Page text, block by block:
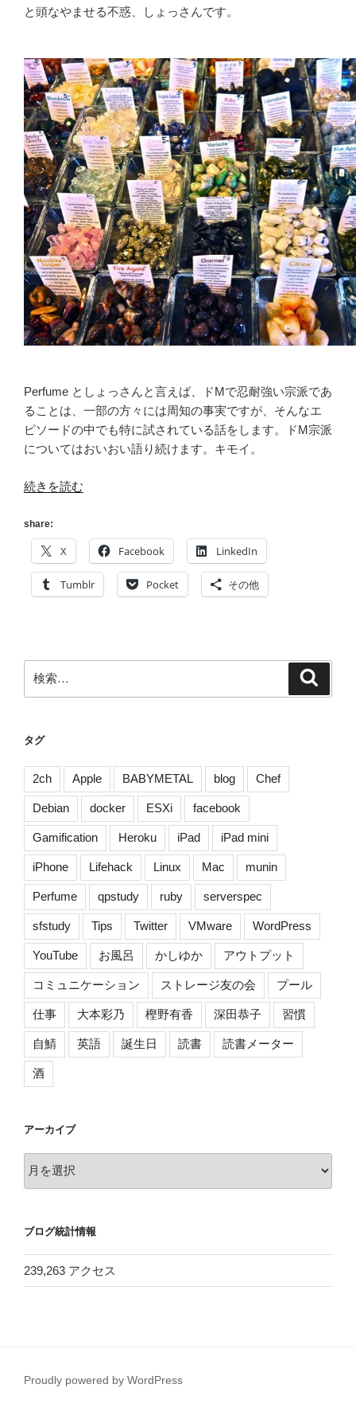
と頭なやませる不惑、しょっさんです。
Perfume としょっさんと言えば、ドMで忍耐強い宗派であ
ることは、一部の方々には周知の事実ですが、そんなエ
ピソードの中でも特に試されている話をします。ドM宗派
についてはおいおい語り続けます。キモイ。
“[Perfume]
タ
イ
ア
プ
へ
の
貢
活
が、
試
さ
れ
て
い
る
#prfm
]”
続きを読む
share:
X Facebook LinkedIn
Tumblr Pocket その他
索:
タグ
2ch Apple BABYMETAL blog Chef
Debian docker ESXi facebook
Gamification Heroku iPad iPad mini
iPhone Lifehack Linux Mac munin
Perfume qpstudy ruby serverspec
sfstudy Tips Twitter VMware WordPress
YouTube お風呂 かしゆか アウトプット
コミュニケーション ストレージ友の会 プール
仕事 大本彩乃 樫野有香 深田恭子 習慣
自鯖 英語 誕生日 読書 読書メーター
酒
アーカイブ
ー
ブ
ブログ統計情報
239,263 アクセス
Proudly powered by WordPress